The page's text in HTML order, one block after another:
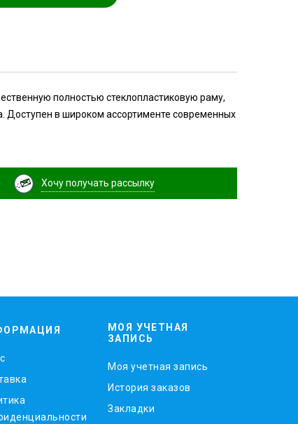
полностью стеклопластиковую раму,
Доступен в широком ассортименте современных
Хочу получать рассылку
МОЯ УЧЕТНАЯ
ЗАПИСЬ
Моя учетная запись
История заказов
Закладки